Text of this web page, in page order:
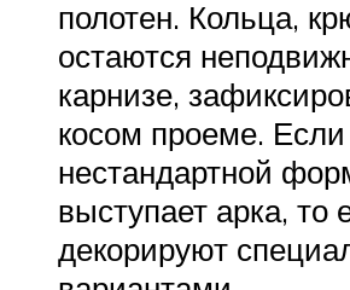
полотен. Кольца,
остаются
карнизе,
косом проеме. Если
нестандартной
выступает арка, то
декорируют